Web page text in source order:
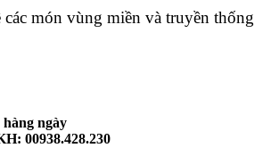
món vùng miền và truyền thống
ngày
00938.428.230